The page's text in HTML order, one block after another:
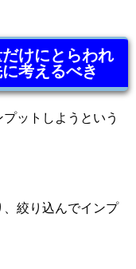
けにとらわれ
考えるべき
ットしようという
絞り込んでインプ